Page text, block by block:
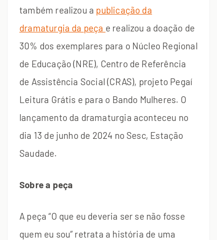
também realizou a publicação da
dramaturgia da peça e realizou a doação de
30% dos exemplares para o Núcleo Regional
de Educação (NRE), Centro de Referência
de Assistência Social (CRAS), projeto Pegaí
Leitura Grátis e para o Bando Mulheres. O
lançamento da dramaturgia aconteceu no
dia 13 de junho de 2024 no Sesc, Estação
Saudade.
Sobre a peça
A peça “O que eu deveria ser se não fosse
quem eu sou” retrata a história de uma